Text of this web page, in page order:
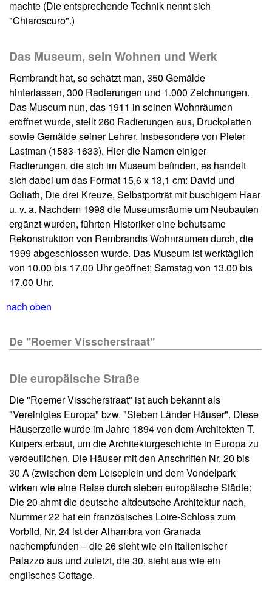
machte (Die entsprechende Technik nennt sich
"Chiaroscuro".)
Das Museum, sein Wohnen und Werk
Rembrandt hat, so schätzt man, 350 Gemälde
hinterlassen, 300 Radierungen und 1.000 Zeichnungen.
Das Museum nun, das 1911 in seinen Wohnräumen
eröffnet wurde, stellt 260 Radierungen aus, Druckplatten
sowie Gemälde seiner Lehrer, insbesondere von Pieter
Lastman (1583-1633). Hier die Namen einiger
Radierungen, die sich im Museum befinden, es handelt
sich dabei um das Format 15,6 x 13,1 cm: David und
Goliath, Die drei Kreuze, Selbstporträt mit buschigem Haar
u. v. a. Nachdem 1998 die Museumsräume um Neubauten
ergänzt wurden, führten Historiker eine behutsame
Rekonstruktion von Rembrandts Wohnräumen durch, die
1999 abgeschlossen wurde. Das Museum ist werktäglich
von 10.00 bis 17.00 Uhr geöffnet; Samstag von 13.00 bis
17.00 Uhr.
nach oben
De "Roemer Visscherstraat"
Die europäische Straße
Die "Roemer Visscherstraat" ist auch bekannt als
"Vereinigtes Europa" bzw. "Sieben Länder Häuser". Diese
Häuserzeile wurde im Jahre 1894 von dem Architekten T.
Kuipers erbaut, um die Architekturgeschichte in Europa zu
verdeutlichen. Die Häuser mit den Anschriften Nr. 20 bis
30 A (zwischen dem Leiseplein und dem Vondelpark
wirken wie eine Reise durch sieben europäische Städte:
Die 20 ahmt die deutsche altdeutsche Architektur nach,
Nummer 22 hat ein französisches Loire-Schloss zum
Vorbild, Nr. 24 ist der Alhambra von Granada
nachempfunden – die 26 sieht wie ein italienischer
Palazzo aus und zuletzt, die 30, sieht aus wie ein
englisches Cottage.